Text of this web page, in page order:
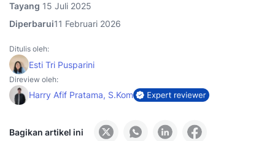
Tayang 15 Juli 2025
Diperbarui11 Februari 2026
Ditulis oleh:
Esti Tri Pusparini
Direview oleh:
Harry Afif Pratama, S.Kom
Bagikan artikel ini